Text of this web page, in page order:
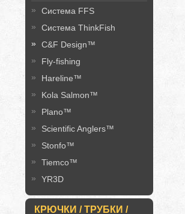
Система FFS
Система ThinkFish
C&F Design™
Fly-fishing
Hareline™
Kola Salmon™
Plano™
Scientific Anglers™
Stonfo™
Tiemco™
YR3D
КРЮЧКИ / ТРУБКИ /